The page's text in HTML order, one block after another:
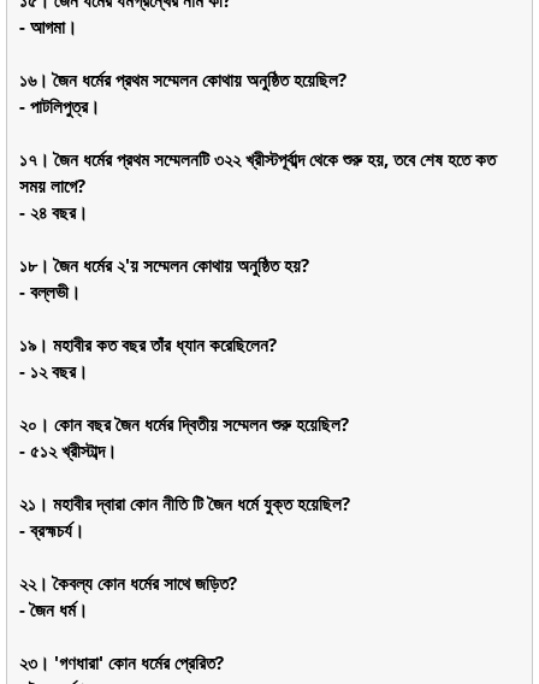
- আগমা।
১৬। জৈন ধর্মের প্রথম সম্মেলন কোথায় অনুষ্ঠিত হয়েছিল?
- পাটলিপুত্র।
১৭। জৈন ধর্মের প্রথম সম্মেলনটি ৩২২ খ্রীস্টপূর্বাব্দ থেকে শুরু হয়, তবে শেষ হতে কত
সময় লাগে?
- ২৪ বছর।
১৮। জৈন ধর্মের ২'য় সম্মেলন কোথায় অনুষ্ঠিত হয়?
- বল্লভী।
১৯। মহাবীর কত বছর তাঁর ধ্যান করেছিলেন?
- ১২ বছর।
২০। কোন বছর জৈন ধর্মের দ্বিতীয় সম্মেলন শুরু হয়েছিল?
- ৫১২ খ্রীস্টাব্দ।
২১। মহাবীর দ্বারা কোন নীতি টি জৈন ধর্মে যুক্ত হয়েছিল?
- ব্রহ্মচর্য।
২২। কৈবল্য কোন ধর্মের সাথে জড়িত?
- জৈন ধর্ম।
২৩। 'গণধারা' কোন ধর্মের প্রেরিত?